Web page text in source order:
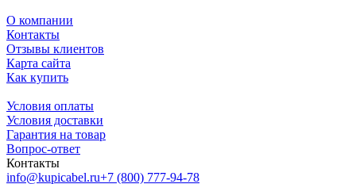
О компании
Контакты
Отзывы клиентов
Карта сайта
Как купить
Условия оплаты
Условия доставки
Гарантия на товар
Вопрос-ответ
Контакты
info@kupicabel.ru+7 (800) 777-94-78